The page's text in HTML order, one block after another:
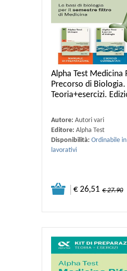
Alpha Test Medicina
Precorso di Biologia.
Teoria+esercizi.
Autore: Autori vari
Editore: Alpha Test
Disponibilità: Ordinabile
lavorativi
€ 26,51 € 27.90